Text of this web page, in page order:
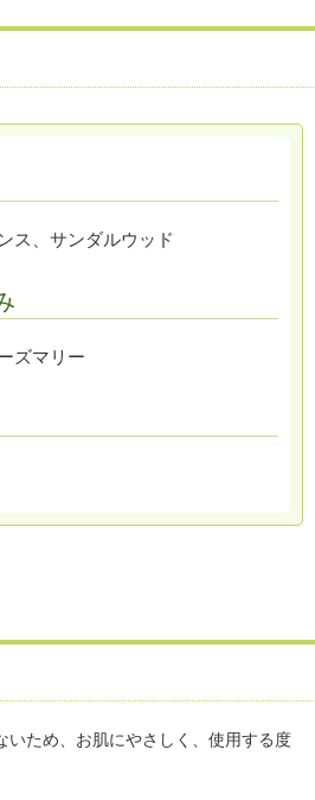
ス、サンダルウッド
ズマリー
いため、お肌にやさしく、使用する度